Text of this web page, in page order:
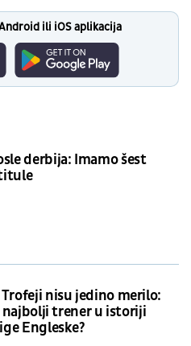
ili iOS aplikacija
derbija: Imamo šest
Trofeji nisu jedino merilo:
najbolji trener u istoriji
Engleske?